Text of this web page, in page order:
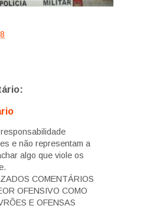
e não representam a
algo que viole os
COMENTÁRIOS
OFENSIVO COMO
E OFENSAS